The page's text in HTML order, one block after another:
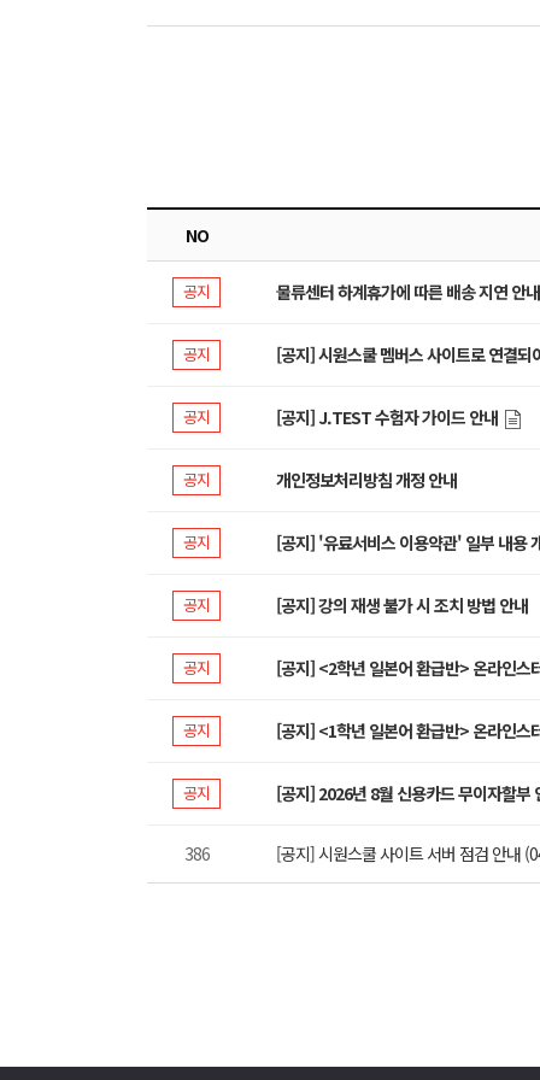
NO
공지 물류센터 하계휴가에 따른 배송 지연 안내
공지 [공지] 시원스쿨 멤버스 사이트로 연결되
공지 [공지] J.TEST 수험자 가이드 안내
공지 개인정보처리방침 개정 안내
공지 [공지] '유료서비스 이용약관' 일부 내용
공지 [공지] 강의 재생 불가 시 조치 방법 안내
공지 [공지] <2학년 일본어 환급반> 온라인스
공지 [공지] <1학년 일본어 환급반> 온라인스
공지 [공지] 2026년 8월 신용카드 무이자할부
386 [공지] 시원스쿨 사이트 서버 점검 안내